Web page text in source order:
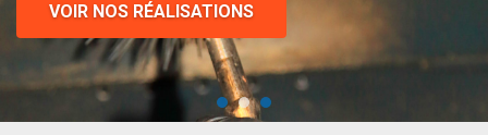
VOIR NOS RÉALISATIONS